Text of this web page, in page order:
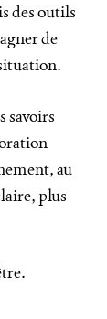
des outils
de
savoirs
au
plus